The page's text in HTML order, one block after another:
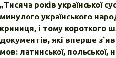
„Тисяча років
минулого українського
криниця, і тому короткого
документів, які вперше
мов: латинської, польської,